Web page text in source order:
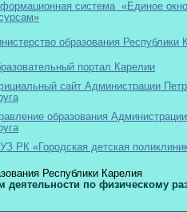
система «Единое
образования Республики
портал Карелии
сайт Администрации
образования
РК «Городская детская
Республики Карелия
деятельности по физическому